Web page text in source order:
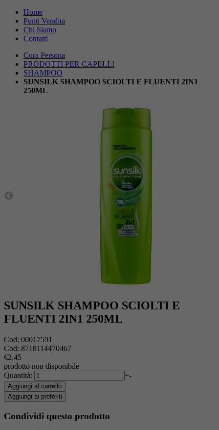
Home
Punti Vendita
Chi Siamo
Contatti
Cura Persona
PRODOTTI PER CAPELLI
SHAMPOO
SUNSILK SHAMPOO SCIOLTI E FLUENTI 2IN1
250ML
SUNSILK SHAMPOO SCIOLTI E
FLUENTI 2IN1 250ML
Cod: 00017591
Cod: 8718114470467
€2,45
prodotto non disponibile
Quantità:
+-
Aggiungi al carrello
Aggiungi ai preferiti
Condividi questo prodotto